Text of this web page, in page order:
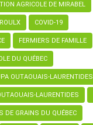
AGRICOLE DE MIRABEL
COVID-19
FERMIERS DE FAMILLE
DU QUÉBEC
OUTAOUAIS-LAURENTIDES
LAURENTIDES
DE GRAINS DU QUÉBEC